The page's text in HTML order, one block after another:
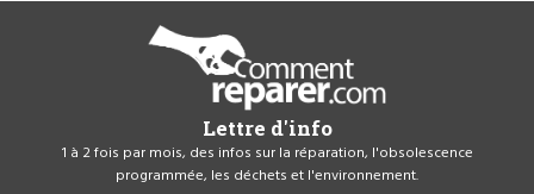
Lettre d'info
1 à 2 fois par mois, des infos sur la réparation, l'obsolescence
programmée, les déchets et l'environnement.